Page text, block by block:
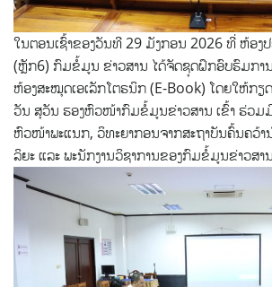
ໃນຕອນເຊົ້າຂອງວັນທີ 29 ມັງກອນ 2026 ທີ່ ຫ້ອງ
(ຫຼັກ6) ກົມຂໍ້ມູນ ຂ່າວສານ ໄດ້ຈັດຊຸດຝຶກອົບຮົມກາ
ຫ້ອງສະໝຸດເອເລັກໂຕຣນິກ (E-Book) ໂດຍໃຫ້ກຽ
ວັນ ສຸວັນ ຮອງຫົວໜ້າກົມຂໍ້ມູນຂ່າວສານ ເຂົ້າ ຮ່ວມ
ຫົວໜ້າພະແນກ, ວິທະຍາກອນຈາກສະຖາບັນຄົ້ນຄວ້າ
ລິຍະ ແລະ ພະນັກງານວິຊາການຂອງກົມຂໍ້ມູນຂ່າວສາ